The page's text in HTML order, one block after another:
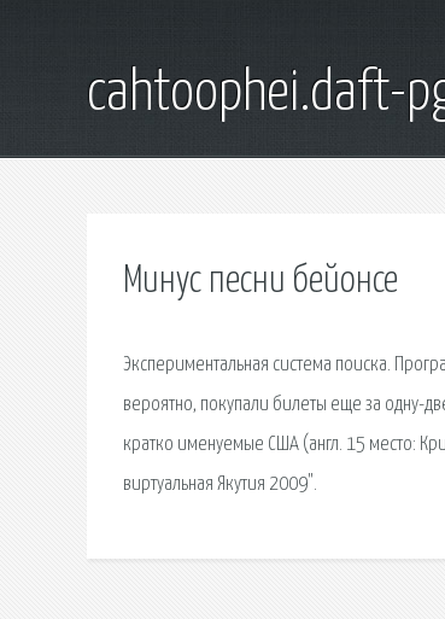
cahtoophei.daft-
Минус песни бейонсе
Экспериментальная система поиска.
вероятно, покупали билеты еще за одну-
кратко именуемые США (англ. 15 место:
виртуальная Якутия 2009".